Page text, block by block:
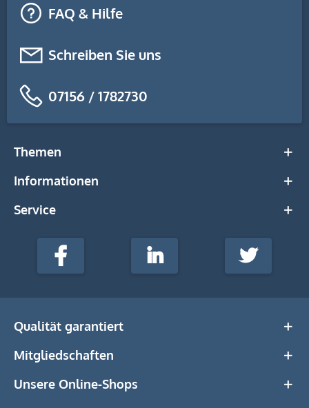
FAQ & Hilfe
Schreiben Sie uns
07156 / 1782730
Themen
Informationen
Service
stempel-
Media
Facebook LinkedIn Twitter
Qualität garantiert
Mitgliedschaften
Unsere Online-Shops